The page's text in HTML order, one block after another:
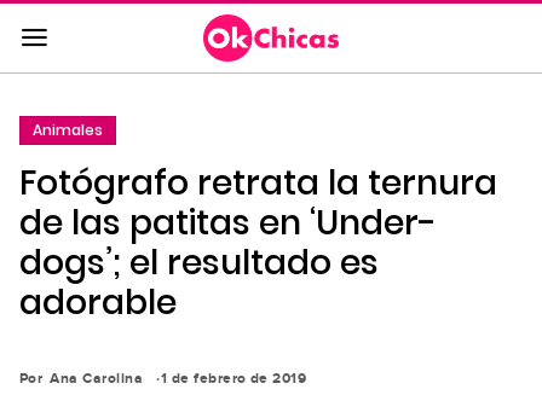
Saltar
al
contenido
a
la
navegación
principal
Animales
Fotógrafo retrata la ternura
de las patitas en ‘Under-
dogs’; el resultado es
adorable
Por Ana Carolina 1 de febrero de 2019